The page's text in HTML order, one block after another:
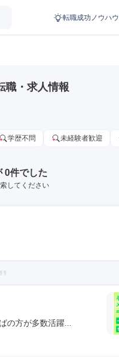
転職成功ノウハウ
職・求人情報
学歴不問 未経験者歓迎
0件でした
してください
方が多数活躍...